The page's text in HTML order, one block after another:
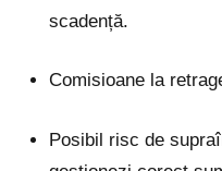
scadență.
Comisioane la
Posibil risc de